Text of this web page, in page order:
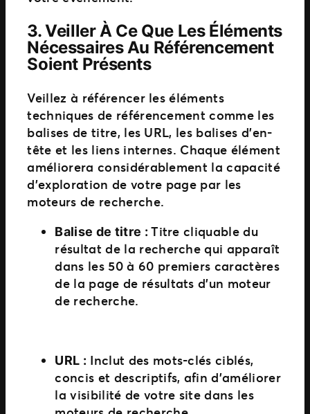
3.Veiller À Ce Que Les Éléments
Nécessaires Au Référencement
Soient Présents
Veillez à référencer les éléments
techniques de référencement comme les
balises de titre, les URL, les balises d’en-
tête et les liens internes. Chaque élément
améliorera considérablement la capacité
d’exploration de votre page par les
moteurs de recherche.
Balise de titre :Titre cliquable du
résultat de la recherche qui apparaît
dans les 50 à 60 premiers caractères
de la page de résultats d’un moteur
de recherche.
URL : Inclut des mots-clés ciblés,
concis et descriptifs, afin d’améliorer
la visibilité de votre site dans les